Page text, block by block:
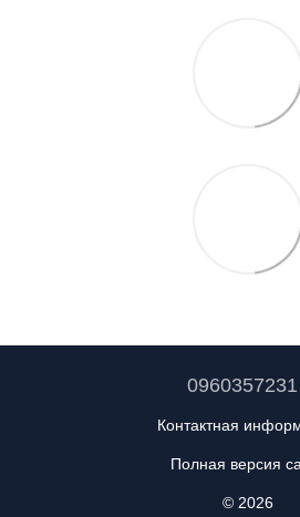
0960357231
Контактная
Полная версия
© 2026